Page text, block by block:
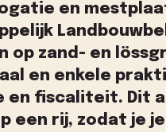
en
op zand- en
en enkele
en fiscaliteit. Dit
een rij, zodat je